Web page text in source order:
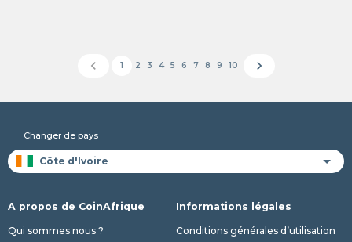
chevron_left 1 2 3 4 5 6 7 8 9 10 chevron_right
Changer de pays
A propos de CoinAfrique
Qui sommes nous ?
Informations légales
Conditions générales d’utilisation